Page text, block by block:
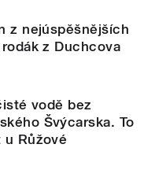
z nejúspěšnějších
z Duchcova
vodě bez
Švýcarska. To
Růžové